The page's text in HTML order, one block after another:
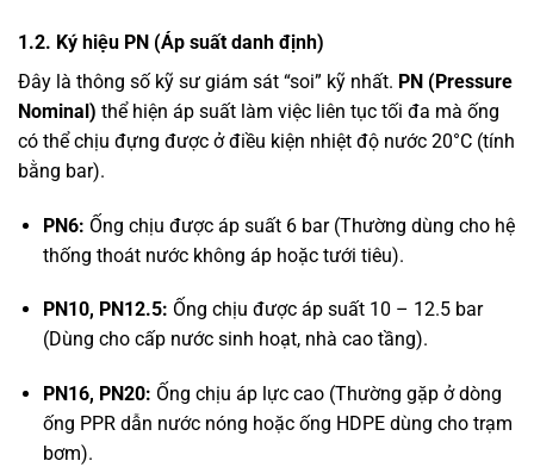
1.2. Ký hiệu PN (Áp suất danh định)
Đây là thông số kỹ sư giám sát “soi” kỹ nhất. PN (Pressure
Nominal) thể hiện áp suất làm việc liên tục tối đa mà ống
có thể chịu đựng được ở điều kiện nhiệt độ nước 20°C (tính
bằng bar).
PN6: Ống chịu được áp suất 6 bar (Thường dùng cho hệ
thống thoát nước không áp hoặc tưới tiêu).
PN10, PN12.5: Ống chịu được áp suất 10 – 12.5 bar
(Dùng cho cấp nước sinh hoạt, nhà cao tầng).
PN16, PN20: Ống chịu áp lực cao (Thường gặp ở dòng
ống PPR dẫn nước nóng hoặc ống HDPE dùng cho trạm
bơm).